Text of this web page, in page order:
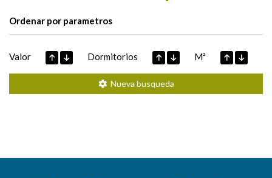
Ordenar por parametros
Valor Dormitorios M²
Nueva busqueda